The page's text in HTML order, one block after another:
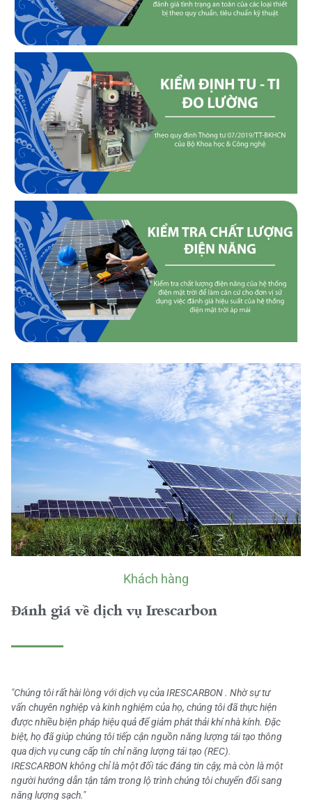
Khách hàng
Đánh giá về dịch vụ Irescarbon
"Chúng tôi rất hài lòng với dịch vụ của IRESCARBON . Nhờ sự tư
vấn chuyên nghiệp và kinh nghiệm của họ, chúng tôi đã thực hiện
được nhiều biện pháp hiệu quả để giảm phát thải khí nhà kính. Đặc
biệt, họ đã giúp chúng tôi tiếp cận nguồn năng lượng tái tạo thông
qua dịch vụ cung cấp tín chỉ năng lượng tái tạo (REC).
IRESCARBON không chỉ là một đối tác đáng tin cậy, mà còn là một
người hướng dẫn tận tâm trong lộ trình chúng tôi chuyển đổi sang
năng lượng sạch."